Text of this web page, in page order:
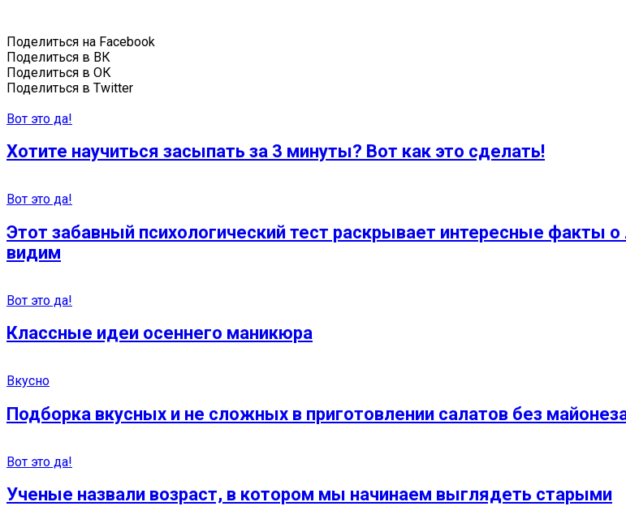
Поделиться на Facebook
Поделиться в ВК
Поделиться в ОК
Поделиться в Twitter
Вот это да!
Хотите научиться засыпать за 3 минуты? Вот как это сделать!
Вот это да!
Этот забавный психологический тест раскрывает интересные факты
видим
Вот это да!
Классные идеи осеннего маникюра
Вкусно
Подборка вкусных и не сложных в приготовлении салатов без
Вот это да!
Ученые назвали возраст, в котором мы начинаем выглядеть старыми